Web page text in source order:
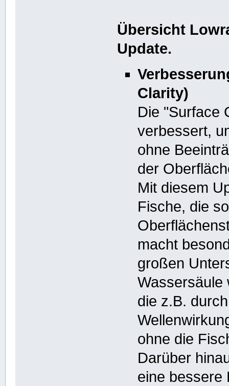
Übersicht
Update.
Clarity)
Die "Surface
verbessert,
ohne
der
Mit diesem
Fische, die
macht
großen
Wassersäule
die z.B.
ohne die
Darüber
eine bessere